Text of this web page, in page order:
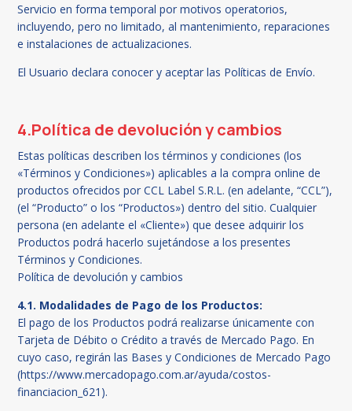
Servicio en forma temporal por motivos operatorios,
incluyendo, pero no limitado, al mantenimiento, reparaciones
e instalaciones de actualizaciones.
El Usuario declara conocer y aceptar las Políticas de Envío.
4.Política de devolución y cambios
Estas políticas describen los términos y condiciones (los
«Términos y Condiciones») aplicables a la compra online de
productos ofrecidos por CCL Label S.R.L. (en adelante, “CCL”),
(el “Producto” o los “Productos») dentro del sitio. Cualquier
persona (en adelante el «Cliente») que desee adquirir los
Productos podrá hacerlo sujetándose a los presentes
Términos y Condiciones.
Política de devolución y cambios
4.1. Modalidades de Pago de los Productos:
El pago de los Productos podrá realizarse únicamente con
Tarjeta de Débito o Crédito a través de Mercado Pago. En
cuyo caso, regirán las Bases y Condiciones de Mercado Pago
(https://www.mercadopago.com.ar/ayuda/costos-
financiacion_621).